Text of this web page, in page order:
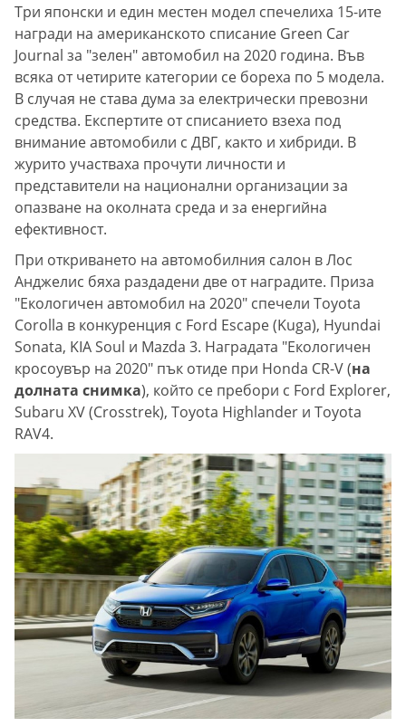
Три японски и един местен модел спечелиха 15-ите
награди на американското списание Green Car
Journal за "зелен" автомобил на 2020 година. Във
всяка от четирите категории се бореха по 5 модела.
В случая не става дума за електрически превозни
средства. Експертите от списанието взеха под
внимание автомобили с ДВГ, както и хибриди. В
журито участваха прочути личности и
представители на национални организации за
опазване на околната среда и за енергийна
ефективност.
При откриването на автомобилния салон в Лос
Анджелис бяха раздадени две от наградите. Приза
"Екологичен автомобил на 2020" спечели Toyota
Corolla в конкуренция с Ford Escape (Kuga), Hyundai
Sonata, KIA Soul и Mazda 3. Наградата "Екологичен
кросоувър на 2020" пък отиде при Honda CR-V (на
долната снимка), който се пребори с Ford Explorer,
Subaru XV (Crosstrek), Toyota Highlander и Toyota
RAV4.